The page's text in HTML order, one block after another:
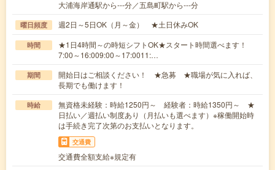
大浦海岸通駅から---分／五島町駅から---分
曜日頻度 週2日～5日OK（月～金） ★土日休みOK
時間
★1日4時間～の時短シフトOK★スタート時間選べます！
7:00～16:009:00～17:0011:…
期間
開始日はご相談ください！ ★急募 ★職場が気に入れば、
長期でも働けます！
時給
無資格未経験：時給1250円～ 経験者：時給1350円～ ★
日払い／週払い制度あり（月払いも選べます）※稼働開始時
は手続き完了次第のお支払いとなります。
交通費
交通費全額支給※規定有